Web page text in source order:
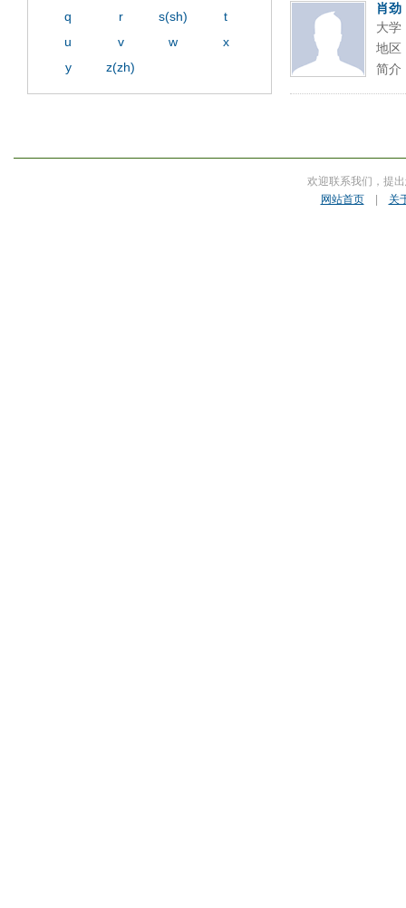
肖劲
大学
地区
简介
q
r s(sh)
t
u
v w
x
y
z(zh)
欢迎联系我们，提
网站首页| 关